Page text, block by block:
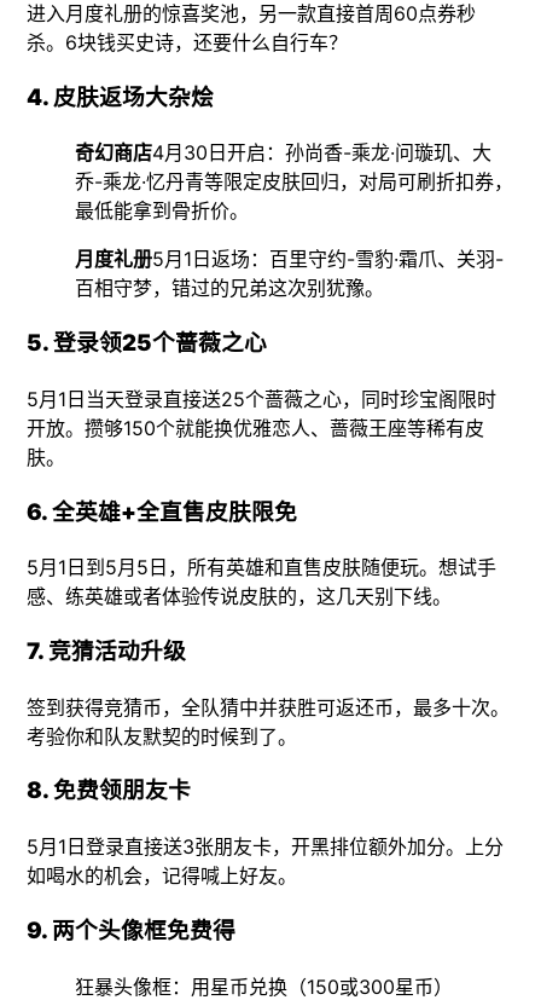
进入月度礼册的惊喜奖池，另一款直接首周60点券秒
杀。6块钱买史诗，还要什么自行车？
4. 皮肤返场大杂烩
奇幻商店4月30日开启：孙尚香-乘龙·问璇玑、大
乔-乘龙·忆丹青等限定皮肤回归，对局可刷折扣券，
最低能拿到骨折价。
月度礼册5月1日返场：百里守约-雪豹·霜爪、关羽-
百相守梦，错过的兄弟这次别犹豫。
5. 登录领25个蔷薇之心
5月1日当天登录直接送25个蔷薇之心，同时珍宝阁限时
开放。攒够150个就能换优雅恋人、蔷薇王座等稀有皮
肤。
6. 全英雄+全直售皮肤限免
5月1日到5月5日，所有英雄和直售皮肤随便玩。想试手
感、练英雄或者体验传说皮肤的，这几天别下线。
7. 竞猜活动升级
签到获得竞猜币，全队猜中并获胜可返还币，最多十次。
考验你和队友默契的时候到了。
8. 免费领朋友卡
5月1日登录直接送3张朋友卡，开黑排位额外加分。上分
如喝水的机会，记得喊上好友。
9. 两个头像框免费得
狂暴头像框：用星币兑换（150或300星币）